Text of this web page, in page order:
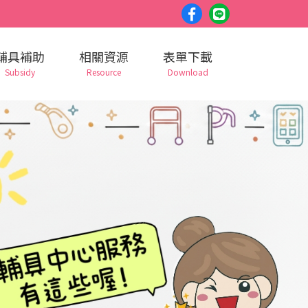
facebook
粉
絲
Line
好
具補助
Subsidy
相關資源
Resource
表單下載
Download